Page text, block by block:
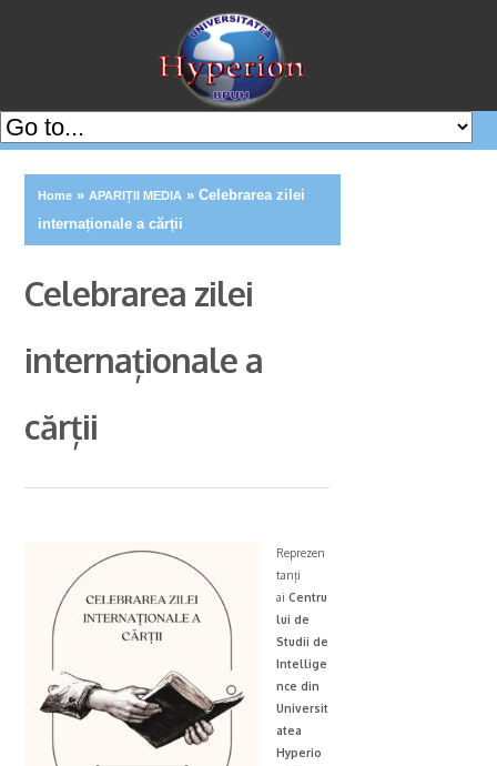
Home »APARIȚII MEDIA »Celebrarea zilei
internaționale a cărții
Celebrarea zilei
internaționale a
cărții
Reprezen
tanți
aiCentru
lui de
Studii de
Intellige
nce din
Universit
atea
Hyperio